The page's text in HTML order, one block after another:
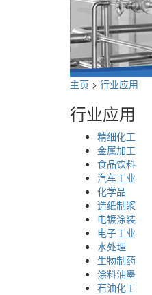
主页 > 行业应用
行业应用
精细化工
金属加工
食品饮料
汽车工业
化学品
造纸制浆
电镀涂装
电子工业
水处理
生物制药
涂料油墨
石油化工